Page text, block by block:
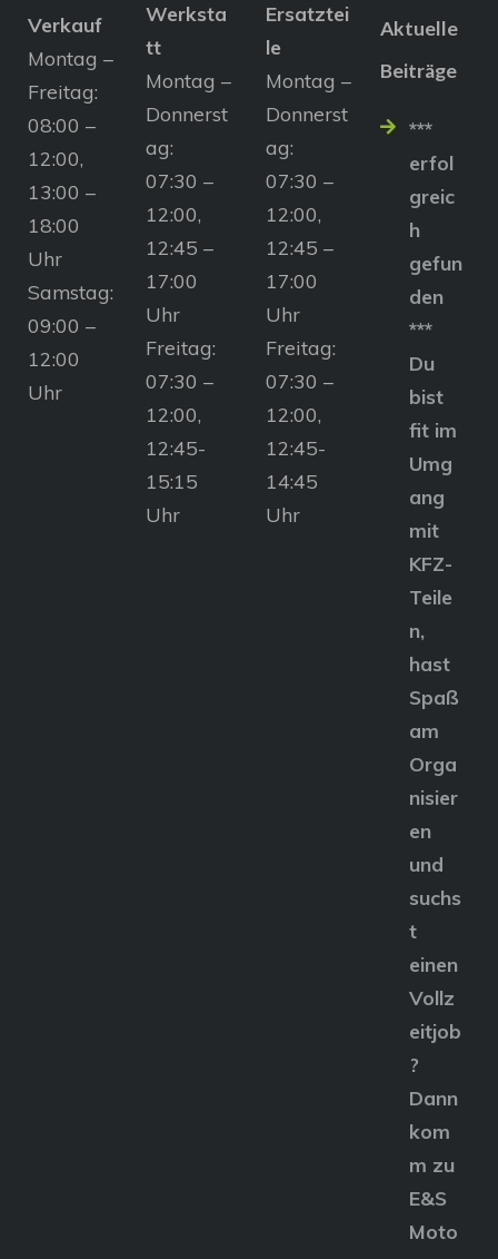
Verkauf
Montag –
Freitag:
08:00 –
12:00,
13:00 –
18:00
Uhr
Samstag:
09:00 –
12:00
Uhr
Werksta
tt
Montag –
Donnerst
ag:
07:30 –
12:00,
12:45 –
17:00
Uhr
Freitag:
07:30 –
12:00,
12:45-
15:15
Uhr
Ersatztei
le
Montag –
Donnerst
ag:
07:30 –
12:00,
12:45 –
17:00
Uhr
Freitag:
07:30 –
12:00,
12:45-
14:45
Uhr
Aktuelle
Beiträge
***
erfol
greic
h
gefun
den
***
Du
bist
fit im
Umg
ang
mit
KFZ-
Teile
n,
hast
Spaß
am
Orga
nisier
en
und
suchs
t
einen
Vollz
eitjob
?
Dann
kom
m zu
E&S
Moto